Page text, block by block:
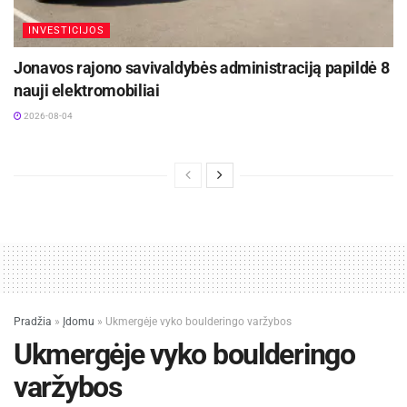
daugiau nei 2000 km pėsčiųjų ir dviračių takų
Šaltinis: Ukmergės rajono savivaldybė
INVESTICIJOS
Jonavos rajono savivaldybės administraciją papildė 8
nauji elektromobiliai
2026-08-04
Pradžia » Įdomu » Ukmergėje vyko boulderingo varžybos
Ukmergėje vyko boulderingo
varžybos